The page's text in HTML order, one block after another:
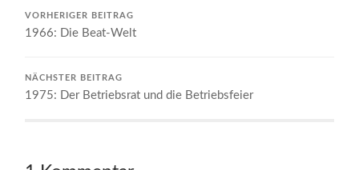
VORHERIGER BEITRAG
1966: Die Beat-Welt
NÄCHSTER BEITRAG
1975: Der Betriebsrat und die Betriebsfeier